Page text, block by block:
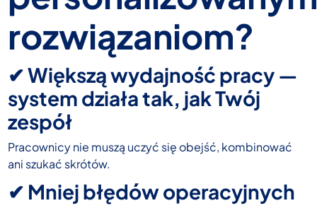
rozwiązaniom?
✔ Większą wydajność pracy —
system działa tak, jak Twój
zespół
Pracownicy nie muszą uczyć się obejść, kombinować
ani szukać skrótów.
✔ Mniej błędów operacyjnych